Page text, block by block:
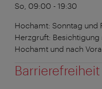
So, 09:00 - 19:30
Hochamt: Sonntag und
Herzgruft:
Hochamt und nach
Barrierefreiheit